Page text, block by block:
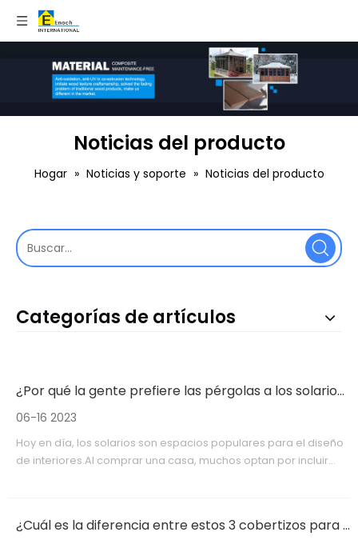
Noticias del producto
Hogar » Noticias y soporte » Noticias del producto
Categorías de artículos
¿Por qué la gente prefiere las pérgolas a los solarios?
06-16 2023
Hoy en día, los solarios son espacios populares para el diseño
de interiores.Al comprar una casa, muchos optan por incluir
casa proporciona acceso directo a la cubierta exterior, una
¿Cuál es la diferencia entre estos 3 cobertizos para materiales?